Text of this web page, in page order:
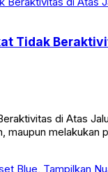
Tidak
di Atas
maupun